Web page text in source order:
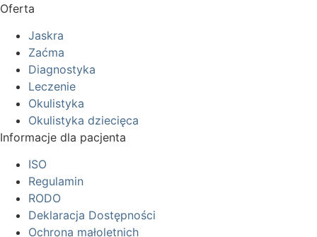
Oferta
Jaskra
Zaćma
Diagnostyka
Leczenie
Okulistyka
Okulistyka dziecięca
Informacje dla pacjenta
ISO
Regulamin
RODO
Deklaracja Dostępności
Ochrona małoletnich